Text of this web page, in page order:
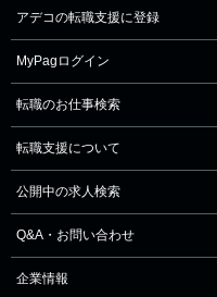
アデコの転職支援に登録
MyPagログイン
転職のお仕事検索
転職支援について
公開中の求人検索
Q&A・お問い合わせ
企業情報